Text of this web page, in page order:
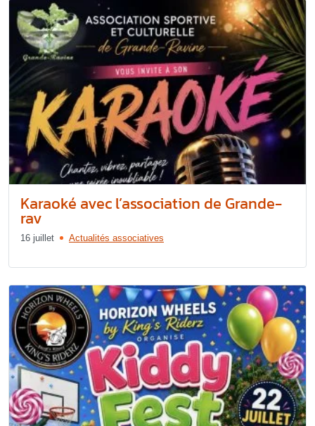
Karaoké avec l’association de Grande-
rav
16 juillet Actualités associatives